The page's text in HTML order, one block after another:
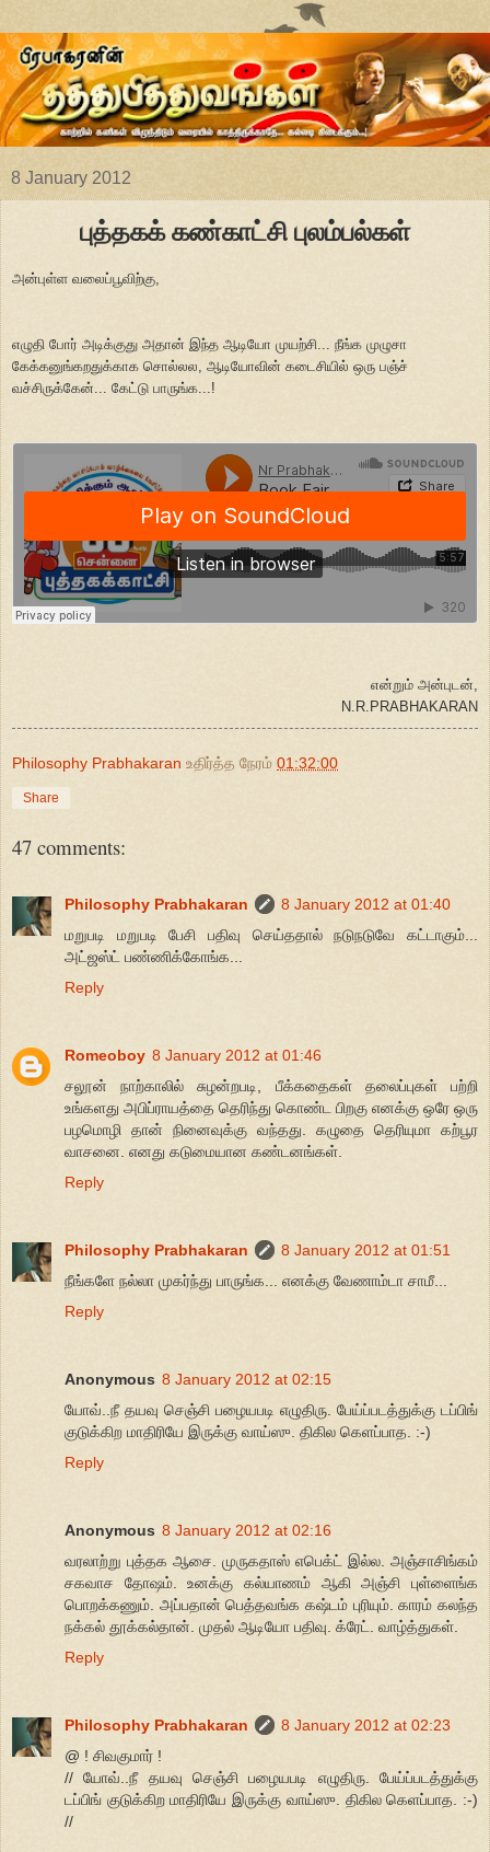
8 January 2012
புத்தகக் கண்காட்சி புலம்பல்கள்
அன்புள்ள வலைப்பூவிற்கு,
எழுதி போர் அடிக்குது அதான் இந்த ஆடியோ முயற்சி... நீங்க முழுசா
கேக்கனுங்கறதுக்காக சொல்லல, ஆடியோவின் கடைசியில் ஒரு பஞ்ச்
வச்சிருக்கேன்... கேட்டு பாருங்க...!
என்றும் அன்புடன்,
N.R.PRABHAKARAN
Philosophy Prabhakaran உதிர்த்த நேரம் 01:32:00
Share
47 comments:
Philosophy Prabhakaran
8 January 2012 at 01:40
மறுபடி மறுபடி பேசி பதிவு செய்ததால் நடுநடுவே கட்டாகும்...
அட்ஜஸ்ட் பண்ணிக்கோங்க...
Reply
Romeoboy 8 January 2012 at 01:46
சலூன் நாற்காலில் சுழன்றபடி, பீக்கதைகள் தலைப்புகள் பற்றி
உங்களது அபிப்ராயத்தை தெரிந்து கொண்ட பிறகு எனக்கு ஒரே ஒரு
பழமொழி தான் நினைவுக்கு வந்தது. கழுதை தெரியுமா கற்பூர
வாசனை. எனது கடுமையான கண்டனங்கள்.
Reply
Philosophy Prabhakaran
8 January 2012 at 01:51
நீங்களே நல்லா முகர்ந்து பாருங்க... எனக்கு வேணாம்டா சாமீ...
Reply
Anonymous 8 January 2012 at 02:15
யோவ்..நீ தயவு செஞ்சி பழையபடி எழுதிரு. பேய்ப்படத்துக்கு டப்பிங்
குடுக்கிற மாதிரியே இருக்கு வாய்ஸு. திகில கெளப்பாத. :-)
Reply
Anonymous 8 January 2012 at 02:16
வரலாற்று புத்தக ஆசை. முருகதாஸ் எபெக்ட் இல்ல. அஞ்சாசிங்கம்
சகவாச தோஷம். உனக்கு கல்யாணம் ஆகி அஞ்சி புள்ளைங்க
பொறக்கணும். அப்பதான் பெத்தவங்க கஷ்டம் புரியும். காரம் கலந்த
நக்கல் தூக்கல்தான். முதல் ஆடியோ பதிவு. க்ரேட். வாழ்த்துகள்.
Reply
Philosophy Prabhakaran
8 January 2012 at 02:23
@ ! சிவகுமார் !
// யோவ்..நீ தயவு செஞ்சி பழையபடி எழுதிரு. பேய்ப்படத்துக்கு
டப்பிங் குடுக்கிற மாதிரியே இருக்கு வாய்ஸு. திகில கெளப்பாத. :-)
//